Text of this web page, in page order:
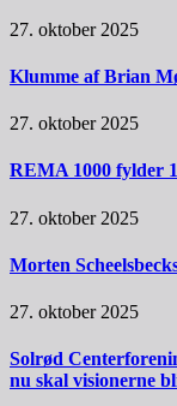
27. oktober 2025
Klumme af Brian
27. oktober 2025
REMA 1000 fylder
27. oktober 2025
Morten
27. oktober 2025
Solrød
nu skal visionerne